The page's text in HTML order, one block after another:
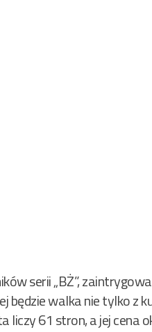
serii „BŻ”,
będzie walka nie tylko z
61 stron, a jej cena